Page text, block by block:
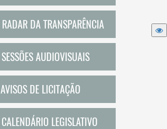
RADAR DA TRANSPARÊNCIA
SESSÕES AUDIOVISUAIS
AVISOS DE LICITAÇÃO
CALENDÁRIO LEGISLATIVO